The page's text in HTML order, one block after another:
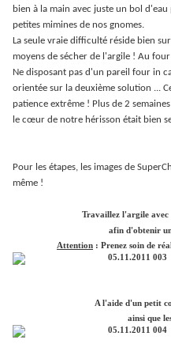
bien à la main avec juste un bol
petites mimines de nos gnomes.
La seule vraie difficulté réside bien
moyens de sécher de l'argile ! Au four
Ne disposant pas d'un pareil four in
orientée sur la deuxième solution ...
patience extrême ! Plus de 2
le cœur de notre hérisson était bien
Pour les étapes, les images de
même !
Travaillez l'argile avec
afin d'obtenir
Attention : Prenez soin de
A l'aide d'un petit
ainsi que